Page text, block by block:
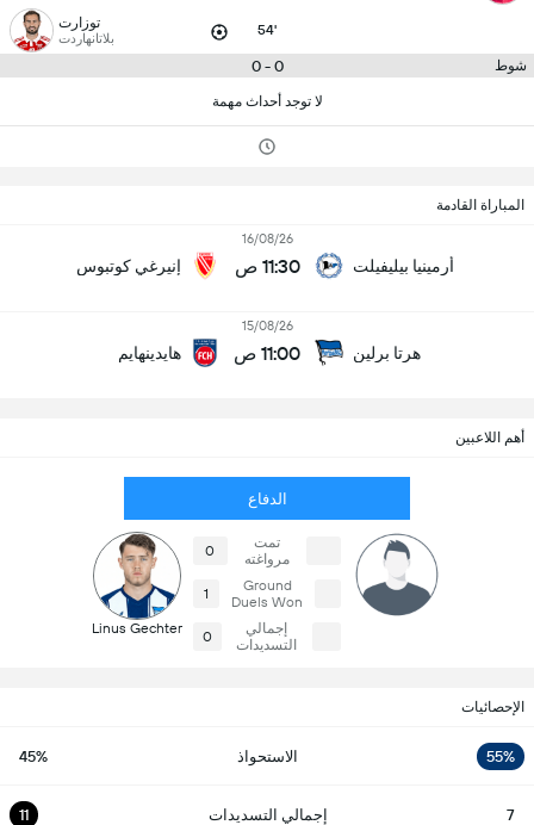
54' توزارت
بلاتانهاردت
شوط 0 - 0
لا توجد أحداث مهمة
المباراة القادمة
أرمينيا بيليفيلت
16/08/26
11:30 ص إنيرغي كوتبوس
هرتا برلين
15/08/26
11:00 ص هايدينهايم
أهم اللاعبين
الدفاع
تمت
مرواغته
0
Ground
Duels Won
1
إجمالي
التسديدات
0
Linus Gechter
الإحصائيات
55% الاستحواذ 45%
7 إجمالي التسديدات 11